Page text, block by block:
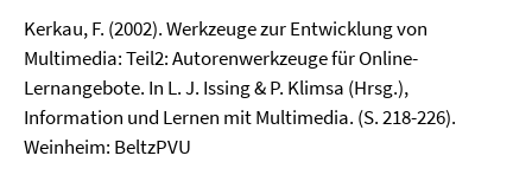
Kerkau, F. (2002). Werkzeuge zur Entwicklung von
Multimedia: Teil2: Autorenwerkzeuge für Online-
Lernangebote. In L. J. Issing & P. Klimsa (Hrsg.),
Information und Lernen mit Multimedia. (S. 218-226).
Weinheim: BeltzPVU